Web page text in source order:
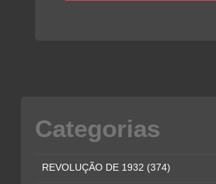
Categorias
REVOLUÇÃO DE 1932 (374)